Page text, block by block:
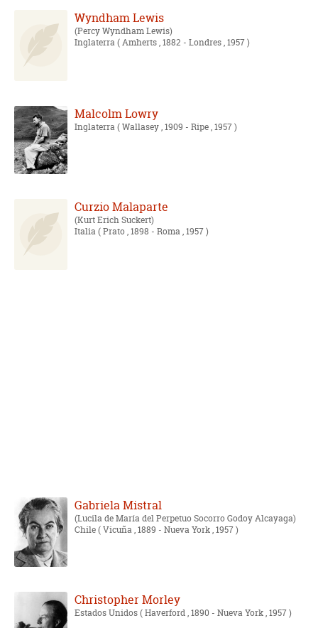
Wyndham Lewis
Percy Wyndham Lewis
Inglaterra( Amherts , 1882 - Londres , 1957 )
Malcolm Lowry
Inglaterra( Wallasey , 1909 - Ripe , 1957 )
Curzio Malaparte
Kurt Erich Suckert
Italia( Prato , 1898 - Roma , 1957 )
Gabriela Mistral
Lucila de María del Perpetuo Socorro Godoy Alcayaga
Chile( Vicuña , 1889 - Nueva York , 1957 )
Christopher Morley
Estados Unidos( Haverford , 1890 - Nueva York , 1957 )